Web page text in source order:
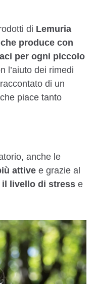
di Lemuria
produce con
per ogni piccolo
l’aiuto dei rimedi
di un
piace tanto
anche le
attive e grazie al
livello di stress e